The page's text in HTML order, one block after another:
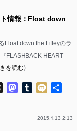
ト情報：Float down
Float down the Liffeyのラ
FLASHBACK HEART
を読む)
ThreadsMastodon
Tumblr
Mixi
2015.4.13 2:13